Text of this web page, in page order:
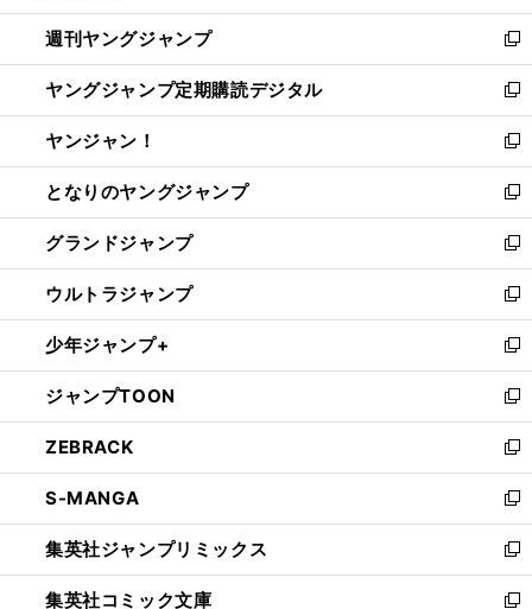
開
く
ウ
で
開
く
ン
ド
ウ
で
開
く
ウ
ィ
ン
ド
ウ
で
開
く
週刊ヤングジャンプ
新
し
い
ウ
ィ
ン
ド
ウ
で
開
く
ヤングジャンプ定期購読デジタル
新
し
い
ウ
ィ
ン
ド
ウ
で
開
く
ヤンジャン！
新
し
い
ウ
ィ
ン
ド
ウ
で
開
く
となりのヤングジャンプ
新
し
い
ウ
ィ
ン
ド
ウ
で
開
く
グランドジャンプ
新
し
い
ウ
ィ
ン
ド
ウ
で
開
く
ウルトラジャンプ
新
し
い
ウ
ィ
ン
ド
ウ
で
開
く
少年ジャンプ+
新
し
い
ウ
ィ
ン
ド
ウ
で
開
く
ジャンプTOON
新
し
い
ウ
ィ
ン
ド
ウ
で
ZEBRACK
新
し
い
ウ
ィ
ン
ド
S-MANGA
新
し
い
ウ
ィ
集英社ジャンプリミックス
新
し
い
集英社コミック文庫